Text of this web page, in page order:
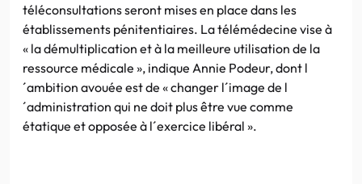
téléconsultations seront mises en place dans les
établissements pénitentiaires. La télémédecine vise à
« la démultiplication et à la meilleure utilisation de la
ressource médicale », indique Annie Podeur, dont l
´ambition avouée est de « changer l´image de l
´administration qui ne doit plus être vue comme
étatique et opposée à l´exercice libéral ».